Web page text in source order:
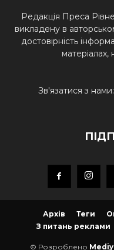
Редакція Преса
викладену в
достовірність
Зв'язатися з нами:
Архів Теги
З питань реклами
© Розроблено